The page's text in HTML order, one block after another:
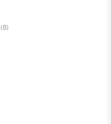
(8)